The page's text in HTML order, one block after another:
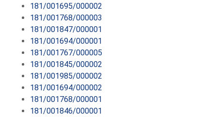
181/001695/000002
181/001768/000003
181/001847/000001
181/001694/000001
181/001767/000005
181/001845/000002
181/001985/000002
181/001694/000002
181/001768/000001
181/001846/000001